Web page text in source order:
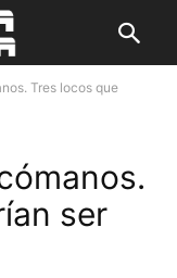
Tres locos que
ser